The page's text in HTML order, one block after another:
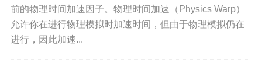
periapsis_altitude：获取轨道的近地点高度
（相对于天体表面），以米为单位。
前的物理时间加速因子。物理时间加速（Physics Warp）
允许你在进行物理模拟时加速时间，但由于物理模拟仍在
进行，因此加速...